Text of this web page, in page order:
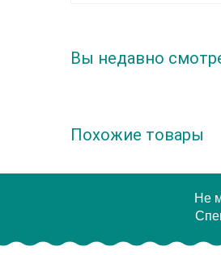
Вы недавно
Похожие товары
Не